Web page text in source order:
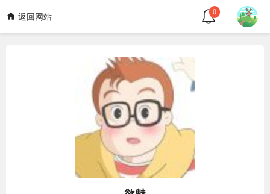
返回网站
0